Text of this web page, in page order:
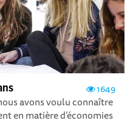
1649
avons voulu connaître
en matière d’économies